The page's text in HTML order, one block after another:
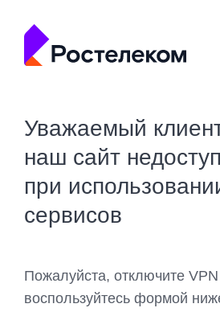
Уважаемый
наш сайт
при
сервисов
Пожалуйста, отключите
воспользуйтесь формой